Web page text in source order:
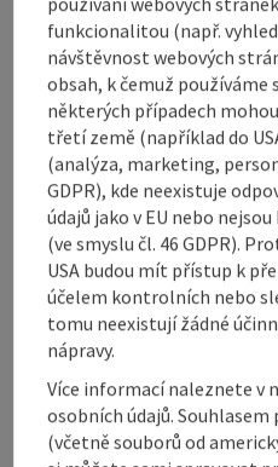
Způsobilost
Bezbariérovost
Objevte více
Označit příspěvek
přejít na poznámky
Vytvořit PDF
funkcionalitou (např.
návštěvnost webových
obsah, k čemuž používáme
některých případech
třetí země (například do
(analýza, marketing,
GDPR), kde neexistuje
údajů jako v EU nebo
(ve smyslu čl. 46 GDPR).
USA budou mít přístup k
účelem kontrolních nebo
tomu neexistují žádné
nápravy.
Více informací naleznete v
osobních údajů.
(včetně souborů od